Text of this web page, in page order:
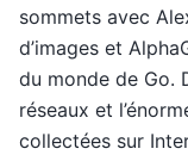
sommets avec
d’images et
du monde de Go.
réseaux et
collectées sur